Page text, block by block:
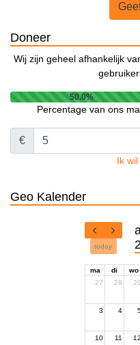
Doneer
Wij zijn geheel afhankelijk
50.0%
Percentage van ons
€
Ik
Geo Kalender
today
ma di wo
27
28 29
3 4
10 11 12